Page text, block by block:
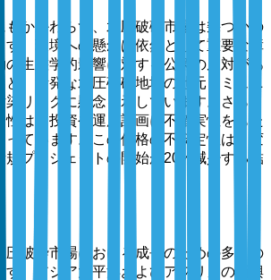
もかかわらず、水圧破砕市場は幾つかの
す。環境への懸念は依然として重要な障
の生態学的影響に対する公衆の反対があ
と、活発な水圧破砕地域の地元コミュニ
染リスクに懸念を示しています。さら
性は、投資や運用計画に不確実性をもた
っています。この価格の不安定性は、変
規プロジェクトの開始が20%減少する結
圧破砕市場における成長のための多くの
す。アジア太平洋およびアフリカの新興